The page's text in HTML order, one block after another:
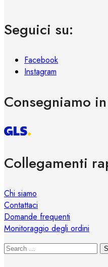
Seguici su:
Facebook
Instagram
Consegniamo
Collegamenti
Chi siamo
Contattaci
Domande frequenti
Monitoraggio degli ordini